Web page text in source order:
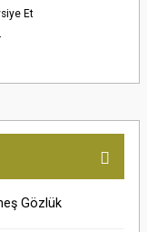
Et
Gözlük